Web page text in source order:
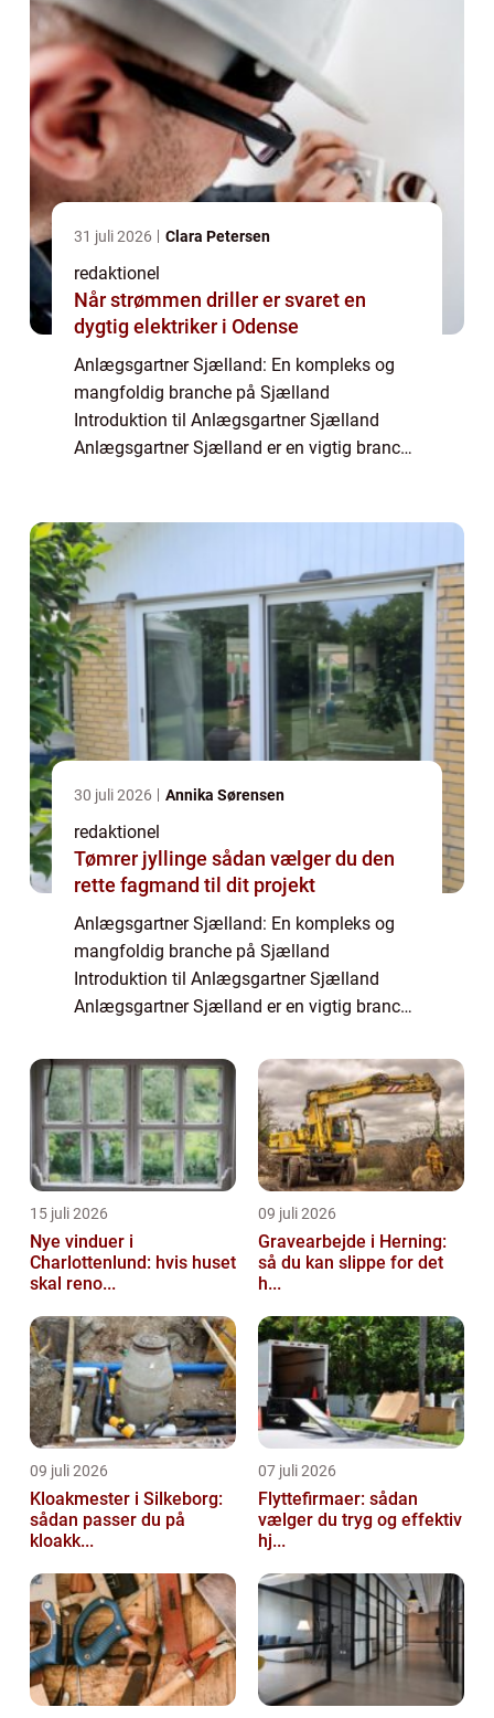
31 juli 2026 Clara Petersen
redaktionel
Når strømmen driller er svaret en
dygtig elektriker i Odense
Anlægsgartner Sjælland: En kompleks og
mangfoldig branche på Sjælland
Introduktion til Anlægsgartner Sjælland
Anlægsgartner Sjælland er en vigtig branche
præsentere dig for...
30 juli 2026 Annika Sørensen
redaktionel
Tømrer jyllinge sådan vælger du den
rette fagmand til dit projekt
Anlægsgartner Sjælland: En kompleks og
mangfoldig branche på Sjælland
Introduktion til Anlægsgartner Sjælland
Anlægsgartner Sjælland er en vigtig branche
ejendomspleje på Sjælland. Denne artikel vil
præsentere dig for...
15 juli 2026
Nye vinduer i
Charlottenlund: hvis huset
skal reno...
09 juli 2026
Gravearbejde i Herning:
så du kan slippe for det
h...
09 juli 2026
Kloakmester i Silkeborg:
sådan passer du på
kloakk...
07 juli 2026
Flyttefirmaer: sådan
vælger du tryg og effektiv
hj...